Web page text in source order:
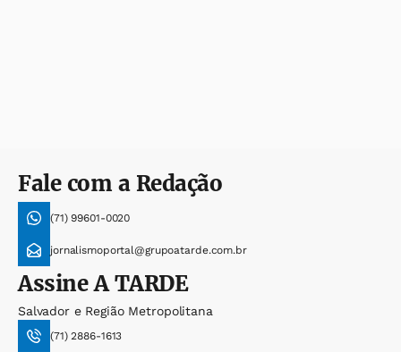
Fale com a Redação
(71) 99601-0020
jornalismoportal@grupoatarde.com.br
AssineA TARDE
Salvador e Região Metropolitana
(71) 2886-1613